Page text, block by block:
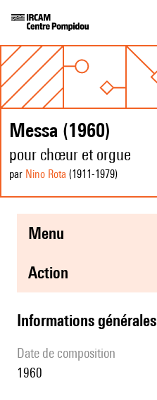
Messa (1960)
pour chœur et orgue
par Nino Rota (1911-1979)
menu
action
informations générales
date de composition
1960